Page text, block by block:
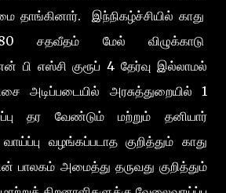
இந்நிகழ்ச்சியில் காது
சதவீதம் மேல் விழுக்காடு
பி எஸ்சி குரூப் 4 தேர்வு இல்லாமல்
அடிப்படையில் அரசுத்துறையில் 1
தர வேண்டும் மற்றும் தனியார்
வழங்கப்படாத குறித்தும் காது
பாலகம் அமைத்து தருவது குறித்தும்